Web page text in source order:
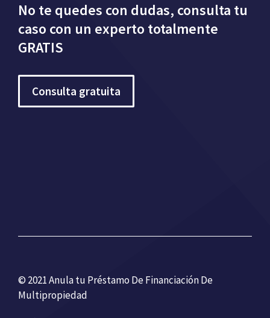
No te quedes con dudas, consulta tu
caso con un experto totalmente
GRATIS
Consulta gratuita
© 2021 Anula tu Préstamo De Financiación De
Multipropiedad